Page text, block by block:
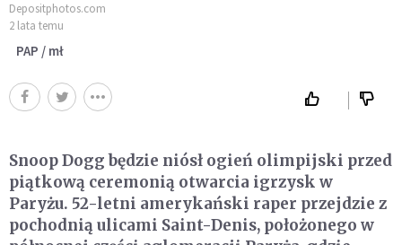
Depositphotos.com
2 lata temu
PAP / mł
Snoop Dogg będzie niósł ogień olimpijski przed
piątkową ceremonią otwarcia igrzysk w
Paryżu. 52-letni amerykański raper przejdzie z
pochodnią ulicami Saint-Denis, położonego w